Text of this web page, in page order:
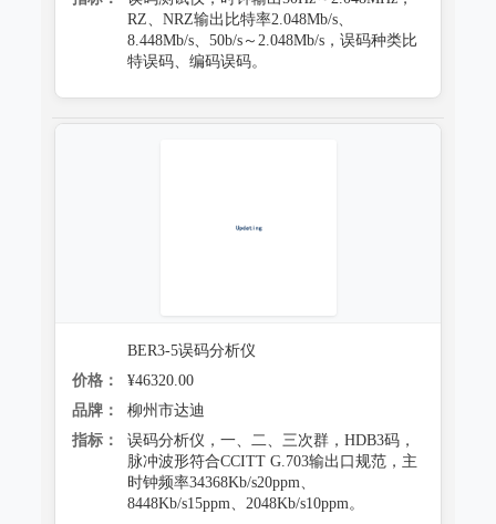
RZ、NRZ输出比特率2.048Mb/s、
8.448Mb/s、50b/s～2.048Mb/s，误码种类比
特误码、编码误码。
BER3-5误码分析仪
价格：
¥46320.00
品牌：
柳州市达迪
指标：
误码分析仪，一、二、三次群，HDB3码，
脉冲波形符合CCITT G.703输出口规范，主
时钟频率34368Kb/s20ppm、
8448Kb/s15ppm、2048Kb/s10ppm。